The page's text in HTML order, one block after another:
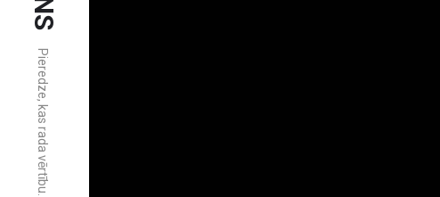
Pieredze, kas rada vērtību.